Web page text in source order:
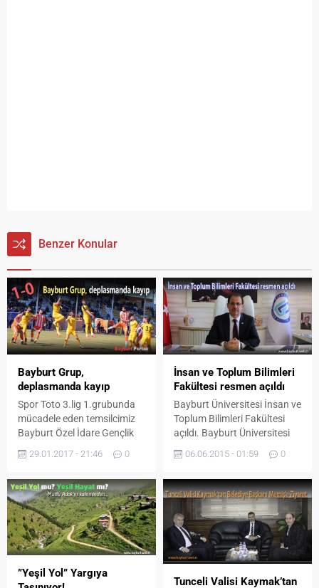
Benzer Konular
Bayburt Grup,
deplasmanda kayıp
Spor Toto 3.lig 1.grubunda
mücadele eden temsilcimiz
Bayburt Özel İdare Gençlik
Belediye Spor ile karşılaştı.
29.01.2017 - 21:46 0
İnsan ve Toplum Bilimleri
Fakültesi resmen açıldı
Bayburt Üniversitesi İnsan ve
Toplum Bilimleri Fakültesi
açıldı. Bayburt Üniversitesi
Fakültesi, 05 Haziran 2015
Gazete’de yayınlanan
Cumhurbaşkanı Recep
Tayyip Erdoğan onaylı
2015/7723 sayılı kararla
resmen açıldı. Konu ile ilgili
bir açıklama yapan Bayburt
Üniversitesi Rektörü Prof. Dr.
06.06.2015 - 01:59 0
”Yeşil Yol” Yargıya
Tunceli Valisi Kaymak’tan